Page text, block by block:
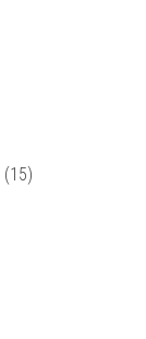
(15)